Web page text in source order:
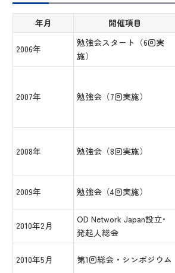
年月 開催項目
2006年
勉強会スタート（6回実
施）
2007年 勉強会（7回実施）
2008年 勉強会（8回実施）
2009年 勉強会（4回実施）
2010年2月
OD Network Japan設立･
発起人総会
2010年5月 第1回総会・シンポジウム